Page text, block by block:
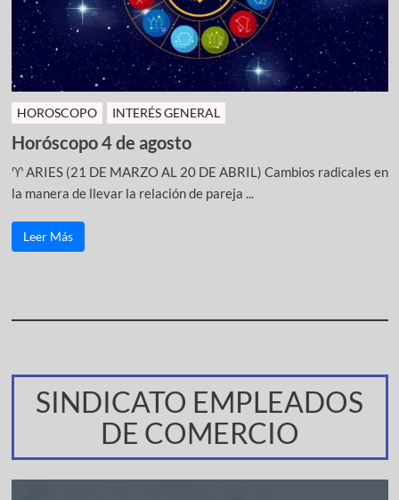
HOROSCOPO INTERÉS GENERAL
Horóscopo 4 de agosto
♈ ARIES (21 DE MARZO AL 20 DE ABRIL) Cambios radicales en
la manera de llevar la relación de pareja ...
Leer Más
SINDICATO EMPLEADOS
DE COMERCIO